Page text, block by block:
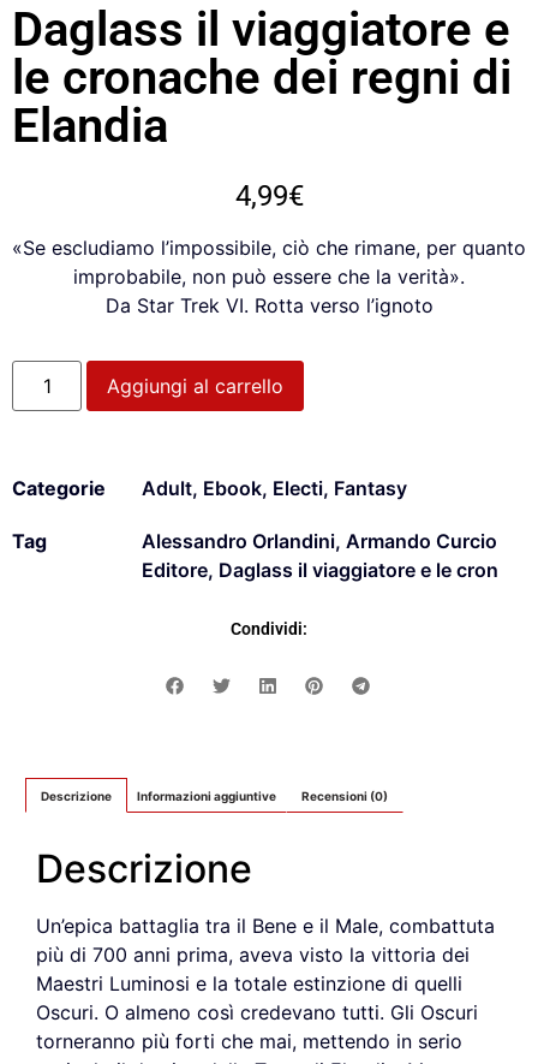
Daglass il viaggiatore e
le cronache dei regni di
Elandia
4,99€
«Se escludiamo l’impossibile, ciò che rimane, per quanto
improbabile, non può essere che la verità».
Da Star Trek VI. Rotta verso l’ignoto
Aggiungi al carrello
Categorie Adult, Ebook, Electi, Fantasy
Tag Alessandro Orlandini, Armando Curcio
Editore, Daglass il viaggiatore e le cron
Condividi:
Descrizione Informazioni aggiuntive Recensioni (0)
Descrizione
Un’epica battaglia tra il Bene e il Male, combattuta
più di 700 anni prima, aveva visto la vittoria dei
Maestri Luminosi e la totale estinzione di quelli
Oscuri. O almeno così credevano tutti. Gli Oscuri
torneranno più forti che mai, mettendo in serio